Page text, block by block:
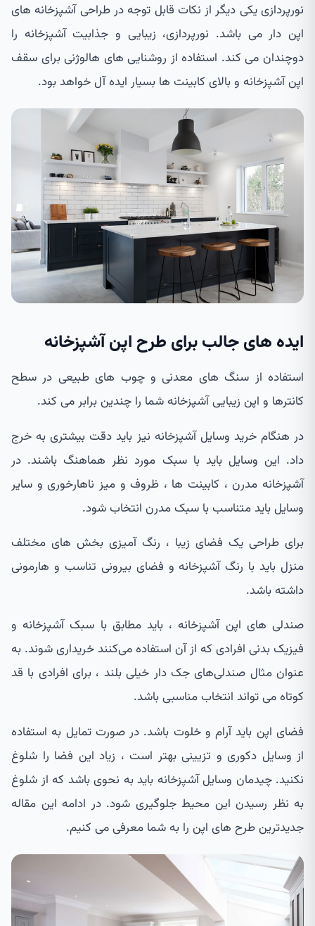
نورپردازی یکی دیگر از نکات قابل توجه در طراحی آشپزخانه های
اپن دار می باشد. نورپردازی، زیبایی و جذابیت آشپزخانه را
دوچندان می کند. استفاده از روشنایی های هالوژنی برای سقف
اپن آشپزخانه و بالای کابینت ها بسیار ایده آل خواهد بود.
ایده های جالب برای طرح اپن آشپزخانه
استفاده از سنگ های معدنی و چوب های طبیعی در سطح
کانترها و اپن زیبایی آشپزخانه شما را چندین برابر می کند.
در هنگام خرید وسایل آشپزخانه نیز باید دقت بیشتری به خرج
داد. این وسایل باید با سبک مورد نظر هماهنگ باشند. در
آشپزخانه مدرن ، کابینت ها ، ظروف و میز ناهارخوری و سایر
وسایل باید متناسب با سبک مدرن انتخاب شود.
برای طراحی یک فضای زیبا ، رنگ آمیزی بخش های مختلف
منزل باید با رنگ آشپزخانه و فضای بیرونی تناسب و هارمونی
داشته باشد.
صندلی های اپن آشپزخانه ، باید مطابق با سبک آشپزخانه و
فیزیک بدنی افرادی که از آن استفاده می‌کنند خریداری شوند. به
عنوان مثال صندلی‌های جک دار خیلی بلند ، برای افرادی با قد
کوتاه می تواند انتخاب مناسبی باشد.
فضای اپن باید آرام و خلوت باشد. در صورت تمایل به استفاده
از وسایل دکوری و تزیینی بهتر است ، زیاد این فضا را شلوغ
نکنید. چیدمان وسایل آشپزخانه باید به نحوی باشد که از شلوغ
به نظر رسیدن این محیط جلوگیری شود. در ادامه این مقاله
جدیدترین طرح های اپن را به شما معرفی می کنیم.